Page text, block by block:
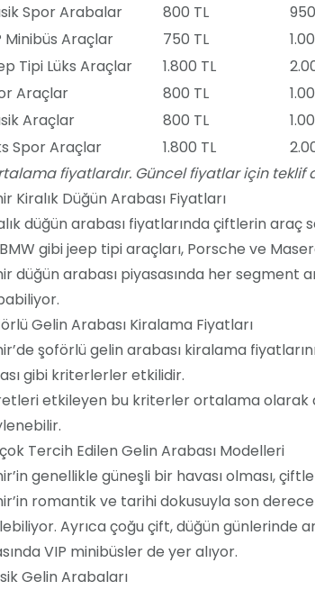
Spor Arabalar
800 TL
Minibüs Araçlar
750 TL
Tipi Lüks Araçlar
1.800 TL
Araçlar
800 TL
Araçlar
800 TL
Spor Araçlar
1.800 TL
fiyatlardır. Güncel fiyatlar için teklif
Kiralık Düğün Arabası Fiyatları
düğün arabası fiyatlarında çiftlerin
gibi jeep tipi araçları, Porsche ve
düğün arabası piyasasında her segment
Gelin Arabası Kiralama Fiyatları
şoförlü gelin arabası kiralama
gibi kriterlerler etkilidir.
etkileyen bu kriterler ortalama olarak
Tercih Edilen Gelin Arabası Modelleri
genellikle güneşli bir havası olması,
romantik ve tarihi dokusuyla son
Ayrıca çoğu çift, düğün günlerinde
VIP minibüsler de yer alıyor.
Gelin Arabaları